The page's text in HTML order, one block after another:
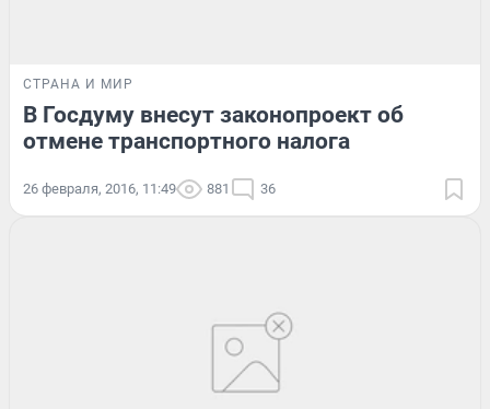
СТРАНА И МИР
В Госдуму внесут законопроект об
отмене транспортного налога
26 февраля, 2016, 11:49 881 36